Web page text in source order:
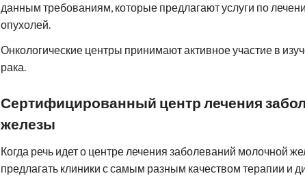
данным требованиям, которые предлагают услуги по
опухолей.
Онкологические центры принимают активное участие в
рака.
Сертифицированный центр лечения
железы
Когда речь идет о центре лечения заболеваний молочной
предлагать клиники с самым разным качеством терапии и